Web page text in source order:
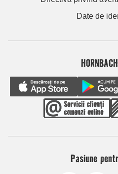
Date de
Pasiune